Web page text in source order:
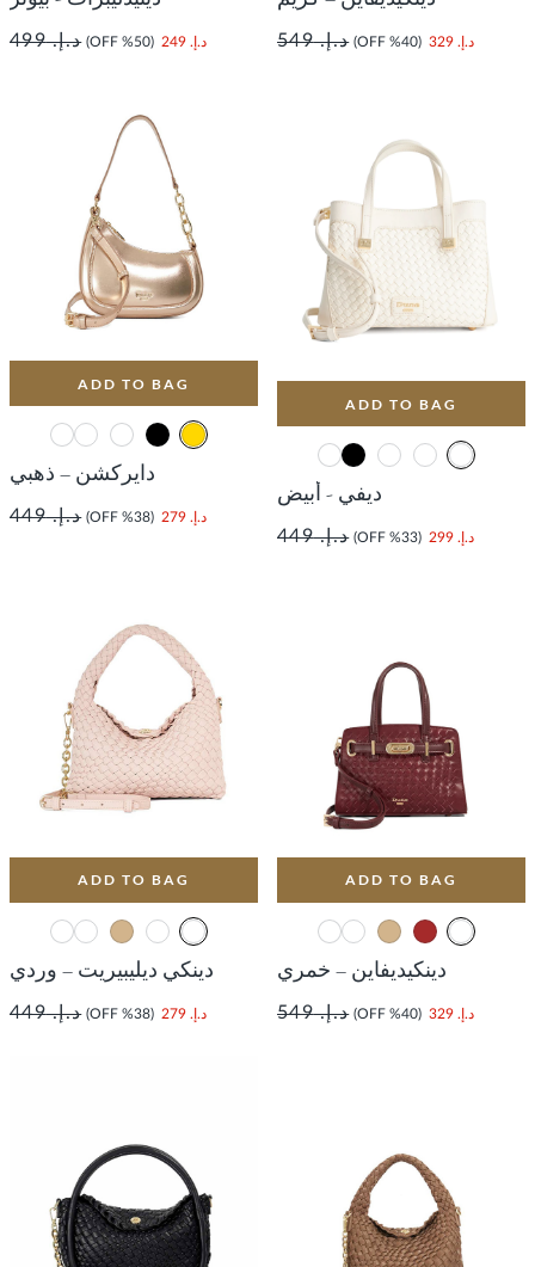
د.إ. 329 (40% OFF) د.إ. 549 د.إ. 249 (50% OFF) د.إ. 499
ADD TO BAG
ديفي - أبيض
د.إ. 299 (33% OFF) د.إ. 449
ADD TO BAG
دايركشن – ذهبي
د.إ. 279 (38% OFF) د.إ. 449
ADD TO BAG
دينكيديفاين – خمري
د.إ. 329 (40% OFF) د.إ. 549
ADD TO BAG
دينكي ديليبيريت – وردي
د.إ. 279 (38% OFF) د.إ. 449